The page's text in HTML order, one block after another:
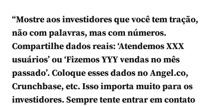
“Mostre aos investidores que você tem tração,
não com palavras, mas com números.
Compartilhe dados reais: ‘Atendemos XXX
usuários’ ou ‘Fizemos YYY vendas no mês
passado’. Coloque esses dados no Angel.co,
Crunchbase, etc. Isso importa muito para os
investidores. Sempre tente entrar em contato